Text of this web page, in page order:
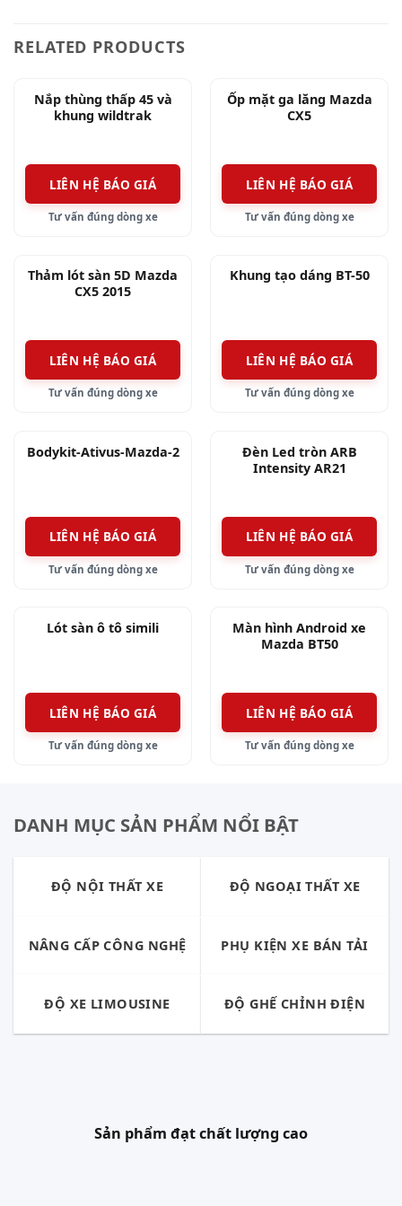
lưới tản nhiệt và đèn sưng mù, dáng cong theo
giác chiều dài xe tăng lên, bề mặt ốp có thiết kế
viền trang trí mạ crom tạo điểm nhấn cho đầu
Ốp cản sau có các gân trang trí, cặp đèn phản
quang, hai pô giả mạ crom cân đối hai bên tạo
Hai ốp được thiết kế liền mạch trải dài từ bánh
hông xe, làm hông xe bớt đơn điệu.
Body kit Mazda 3 được thiết kế zin theo xe lên
động gì tới cấu trúc ngoài của xe, thời gian lắp
Chất liệu làm lên bộ body kit này là nhựa dẻo
cao cấp, độ bền cao.
tăng giá trị thẩm mỹ cho vẻ ngoài của xe, làm xe
RELATED PRODUCTS
Nắp thùng thấp 45 và
khung wildtrak
LIÊN HỆ BÁO GIÁ
Tư vấn đúng dòng xe
Ốp mặt ga lăng Mazda
CX5
LIÊN HỆ BÁO GIÁ
Tư vấn đúng dòng xe
Thảm lót sàn 5D Mazda
CX5 2015
LIÊN HỆ BÁO GIÁ
Tư vấn đúng dòng xe
Khung tạo dáng BT-50
LIÊN HỆ BÁO GIÁ
Tư vấn đúng dòng xe
Bodykit-Ativus-Mazda-2
LIÊN HỆ BÁO GIÁ
Tư vấn đúng dòng xe
Đèn Led tròn ARB
Intensity AR21
LIÊN HỆ BÁO GIÁ
Tư vấn đúng dòng xe
Lót sàn ô tô simili
LIÊN HỆ BÁO GIÁ
Tư vấn đúng dòng xe
Màn hình Android xe
Mazda BT50
LIÊN HỆ BÁO GIÁ
Tư vấn đúng dòng xe
DANH MỤC SẢN PHẨM NỔI BẬT
ĐỘ NỘI THẤT XE ĐỘ NGOẠI THẤT XE
NÂNG CẤP CÔNG NGHỆ PHỤ KIỆN XE BÁN TẢI
ĐỘ XE LIMOUSINE ĐỘ GHẾ CHỈNH ĐIỆN
Sản phẩm đạt chất lượng cao